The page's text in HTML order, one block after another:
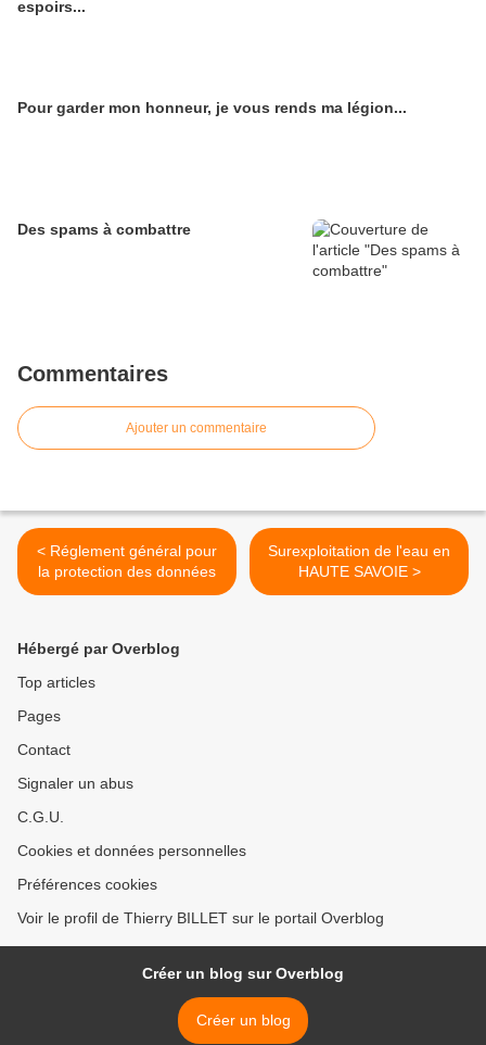
espoirs...
Pour garder mon honneur, je vous rends ma légion...
Des spams à combattre
Commentaires
Ajouter un commentaire
< Réglement général pour
la protection des données
Surexploitation de l'eau en
HAUTE SAVOIE >
Hébergé par Overblog
Top articles
Pages
Contact
Signaler un abus
C.G.U.
Cookies et données personnelles
Préférences cookies
Voir le profil de Thierry BILLET sur le portail Overblog
Créer un blog sur Overblog
Créer un blog